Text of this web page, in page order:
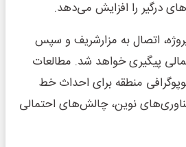
درگیر را افزایش می‌دهد.
اتصال به مزارشریف و سپس
پیگیری خواهد شد. مطالعات
منطقه برای احداث خط
نوین، چالش‌های احتمالی